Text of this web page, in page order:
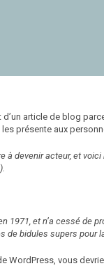
d’un article de blog
présente aux
devenir acteur, et
1971, et n’a cessé de
de bidules supers pour
WordPress, vous